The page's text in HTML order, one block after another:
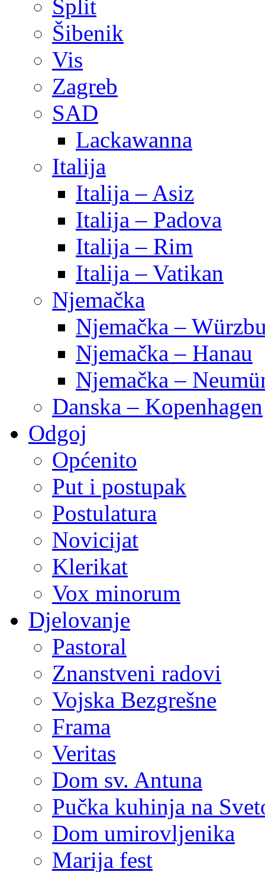
Split
Šibenik
Vis
Zagreb
SAD
Lackawanna
Italija
Italija – Asiz
Italija – Padova
Italija – Rim
Italija – Vatikan
Njemačka
Njemačka –
Njemačka – Hanau
Njemačka –
Danska – Kopenhagen
Odgoj
Općenito
Put i postupak
Postulatura
Novicijat
Klerikat
Vox minorum
Djelovanje
Pastoral
Znanstveni radovi
Vojska Bezgrešne
Frama
Veritas
Dom sv. Antuna
Pučka kuhinja na
Dom umirovljenika
Marija fest